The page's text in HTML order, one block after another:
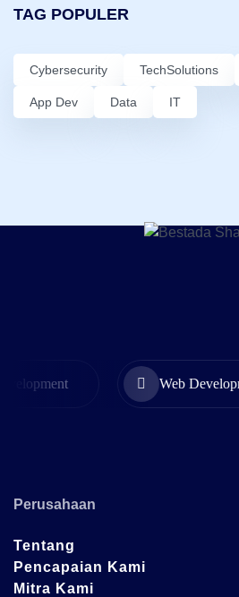
TAG POPULER
Cybersecurity TechSolutions
App Dev Data IT
Web Development
Perusahaan
Tentang
Pencapaian Kami
Mitra Kami